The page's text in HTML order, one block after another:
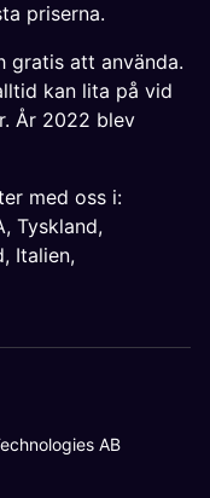
priserna.
gratis att använda.
kan lita på vid
År 2022 blev
med oss i:
, Tyskland,
, Italien,
AB